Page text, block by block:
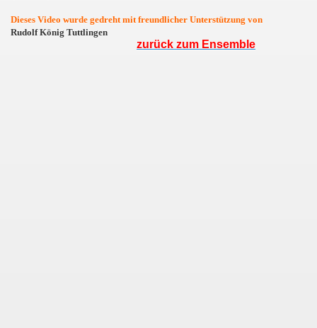
Dieses Video wurde gedreht mit freundlicher Unterstützung von
Rudolf König Tuttlingen
zurück zum Ensemble